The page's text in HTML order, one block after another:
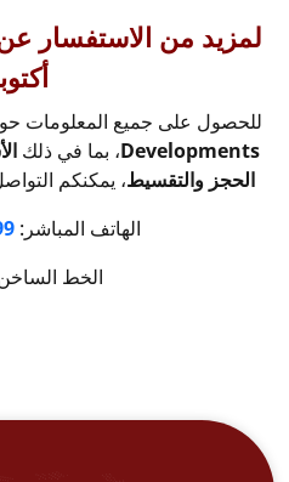
لمزيد من الاستفسار
للحصول على جميع المعلومات
Developments، بما في ذلك
الحجز والتقسيط، يمكنكم
الهاتف المباشر:
الخط